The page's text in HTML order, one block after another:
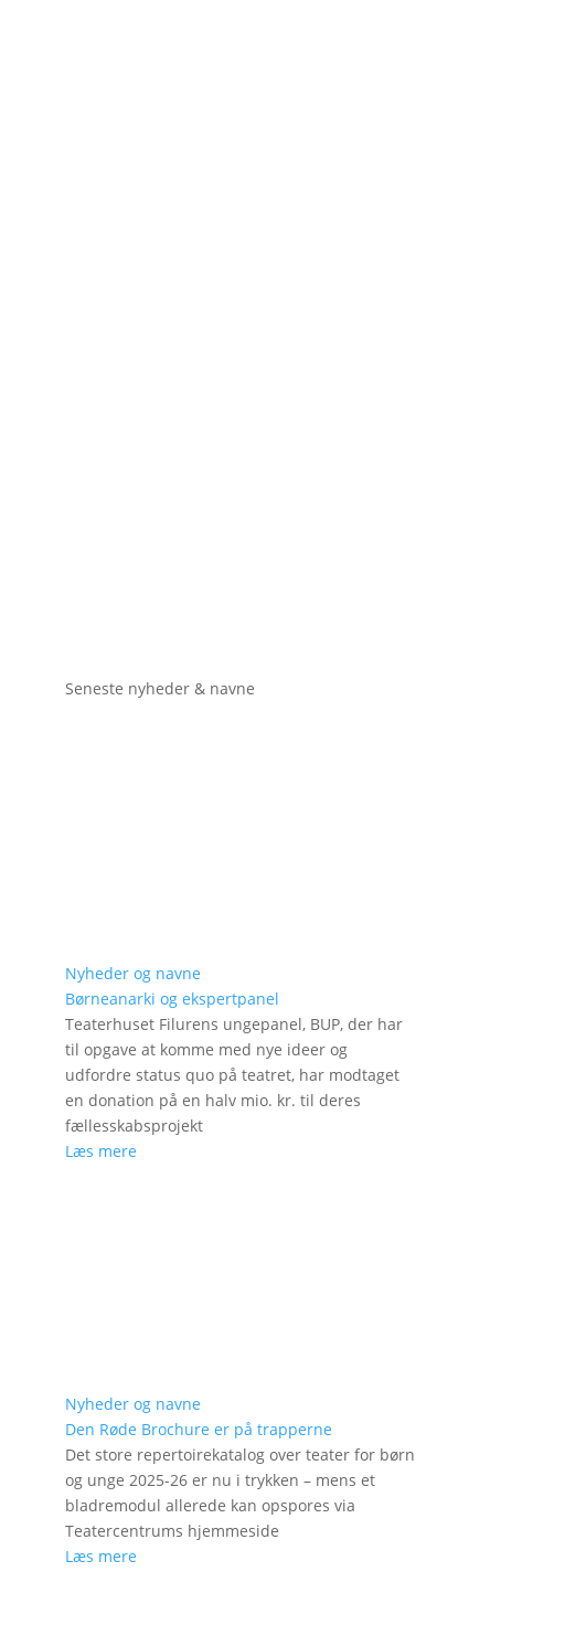
Seneste nyheder & navne
Nyheder og navne
Børneanarki og ekspertpanel
Teaterhuset Filurens ungepanel, BUP, der har
til opgave at komme med nye ideer og
udfordre status quo på teatret, har modtaget
en donation på en halv mio. kr. til deres
fællesskabsprojekt
Læs mere
Nyheder og navne
Den Røde Brochure er på trapperne
Det store repertoirekatalog over teater for børn
og unge 2025-26 er nu i trykken – mens et
bladremodul allerede kan opspores via
Teatercentrums hjemmeside
Læs mere